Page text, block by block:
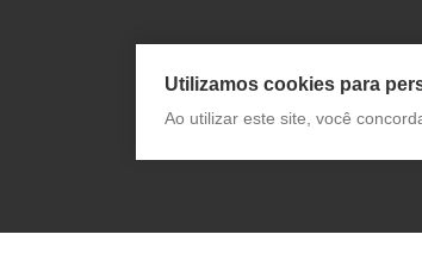
Utilizamos cookies para
Ao utilizar este site, você